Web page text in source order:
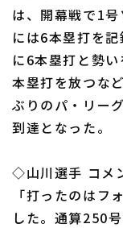
利用規約
運営会社（別ウィンド
特定商取引法の表示
は、開幕戦で1
には6本塁打を
に6本塁打と勢
本塁打を放つな
ぶりのパ・リー
到達となった。
◇山川選手 コメ
「打ったのはフ
した。通算250